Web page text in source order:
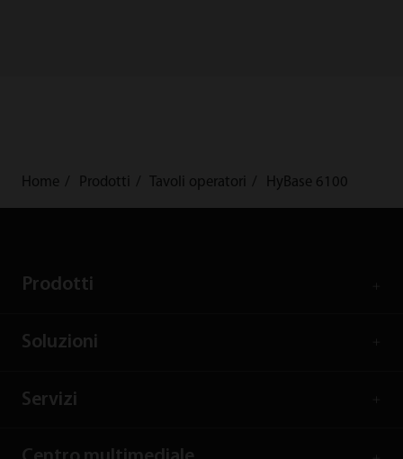
Home Prodotti Tavoli operatori HyBase 6100
Prodotti
Soluzioni
Servizi